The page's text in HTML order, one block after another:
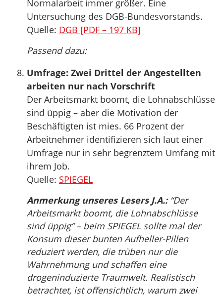
Normalarbeit immer größer. Eine
Untersuchung des DGB-Bundesvorstands.
Quelle: DGB [PDF – 197 KB]
Passend dazu:
Umfrage: Zwei Drittel der Angestellten
arbeiten nur nach Vorschrift
Der Arbeitsmarkt boomt, die Lohnabschlüsse
sind üppig – aber die Motivation der
Beschäftigten ist mies. 66 Prozent der
Arbeitnehmer identifizieren sich laut einer
Umfrage nur in sehr begrenztem Umfang mit
ihrem Job.
Quelle: SPIEGEL
Anmerkung unseres Lesers J.A.:“Der
Arbeitsmarkt boomt, die Lohnabschlüsse
sind üppig” – beim SPIEGEL sollte mal der
Konsum dieser bunten Aufheller-Pillen
reduziert werden, die trüben nur die
Wahrnehmung und schaffen eine
drogeninduzierte Traumwelt. Realistisch
betrachtet, ist offensichtlich, warum zwei